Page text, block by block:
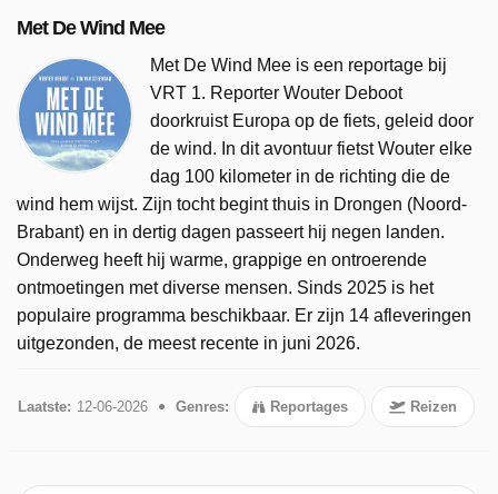
Met De Wind Mee
Met De Wind Mee is een reportage bij
VRT 1. Reporter Wouter Deboot
doorkruist Europa op de fiets, geleid door
de wind. In dit avontuur fietst Wouter elke
dag 100 kilometer in de richting die de
wind hem wijst. Zijn tocht begint thuis in Drongen (Noord-
Brabant) en in dertig dagen passeert hij negen landen.
Onderweg heeft hij warme, grappige en ontroerende
ontmoetingen met diverse mensen. Sinds 2025 is het
populaire programma beschikbaar. Er zijn 14 afleveringen
uitgezonden, de meest recente in juni 2026.
Laatste: 12-06-2026 Genres: Reportages Reizen